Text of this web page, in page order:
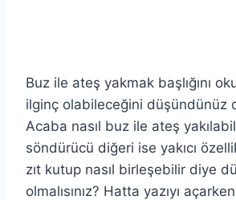
Buz ile ateş yakmak başlığını
ilginç olabileceğini düşündünüz
Acaba nasıl buz ile ateş
söndürücü diğeri ise yakıcı
zıt kutup nasıl birleşebilir diye
olmalısınız? Hatta yazıyı